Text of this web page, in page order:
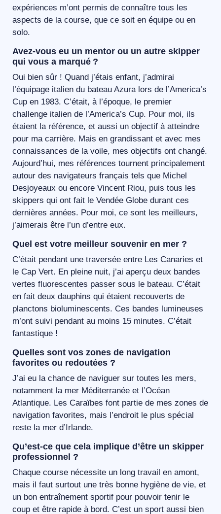
expériences m’ont permis de connaître tous les
aspects de la course, que ce soit en équipe ou en
solo.
Avez-vous eu un mentor ou un autre skipper
qui vous a marqué ?
Oui bien sûr ! Quand j’étais enfant, j’admirai
l’équipage italien du bateau Azura lors de l’America’s
Cup en 1983. C’était, à l’époque, le premier
challenge italien de l’America’s Cup. Pour moi, ils
étaient la référence, et aussi un objectif à atteindre
pour ma carrière. Mais en grandissant et avec mes
connaissances de la voile, mes objectifs ont changé.
Aujourd’hui, mes références tournent principalement
autour des navigateurs français tels que Michel
Desjoyeaux ou encore Vincent Riou, puis tous les
skippers qui ont fait le Vendée Globe durant ces
dernières années. Pour moi, ce sont les meilleurs,
j’aimerais être l’un d’entre eux.
Quel est votre meilleur souvenir en mer ?
C’était pendant une traversée entre Les Canaries et
le Cap Vert. En pleine nuit, j’ai aperçu deux bandes
vertes fluorescentes passer sous le bateau. C’était
en fait deux dauphins qui étaient recouverts de
planctons bioluminescents. Ces bandes lumineuses
m’ont suivi pendant au moins 15 minutes. C’était
fantastique !
Quelles sont vos zones de navigation
favorites ou redoutées ?
J’ai eu la chance de naviguer sur toutes les mers,
notamment la mer Méditerranée et l’Océan
Atlantique. Les Caraïbes font partie de mes zones de
navigation favorites, mais l’endroit le plus spécial
reste la mer d’Irlande.
Qu’est-ce que cela implique d’être un skipper
professionnel ?
Chaque course nécessite un long travail en amont,
mais il faut surtout une très bonne hygiène de vie, et
un bon entraînement sportif pour pouvoir tenir le
coup et être rapide à bord. C’est un sport aussi bien